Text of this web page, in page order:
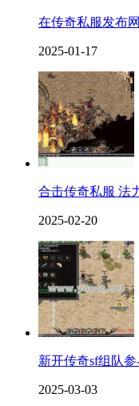
在传奇私服发布
2025-01-17
合击传奇私服 法
2025-02-20
新开传奇sf组队
2025-03-03